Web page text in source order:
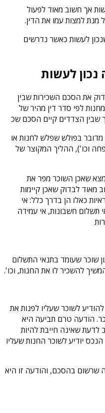
אך חשוב מאוד לפעול
מנת למצות עמו את הדין.
לעשות כאשר נדרשים
נכון לעשות
את הסכם השכירות שבין
לפי סדר דין מהיר של
שבין הצדדים קיים הסכם שכ
מדובר בפולש שפלש לחנות או
וכו'), ההליך המקוצר של
שאכן השוכר מפר את
מאוד לבדוק שאכן קיימות
כאלו הן בדרך כלל: אי
תשלום חשבונות, אי עמידה
שוכר שעומד בתנאי התשלום
להשכיר לו את החנות, וכו'.
לשוכר שעליו לפנות את
הודעה טרם תביעה היא
לדעת שאינה חייבת להיות
יודיע לשוכר החנות שעליו
שרשום בהסכם, והודעה זו היא